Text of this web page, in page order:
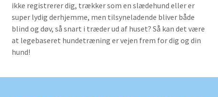
ikke registrerer dig, trækker som en slædehund eller er
super lydig derhjemme, men tilsyneladende bliver både
blind og døv, så snart i træder ud af huset? Så kan det være
at legebaseret hundetræning er vejen frem for dig og din
hund!